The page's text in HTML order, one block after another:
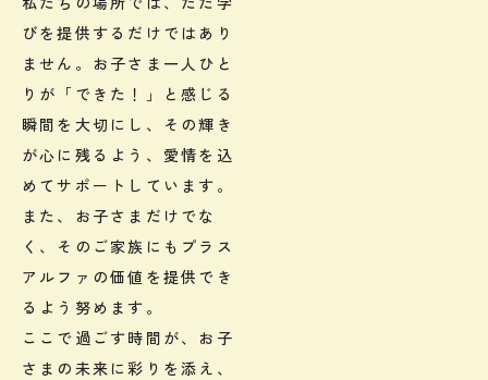
びを提供するだけではあり
ません。お子さま一人ひと
りが「できた！」と感じる
瞬間を大切にし、その輝き
が心に残るよう、愛情を込
めてサポートしています。
また、お子さまだけでな
く、そのご家族にもプラス
アルファの価値を提供でき
るよう努めます。
ここで過ごす時間が、お子
さまの未来に彩りを添え、